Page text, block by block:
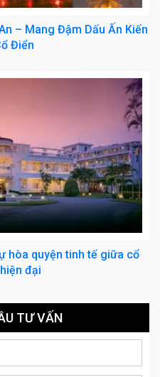
– Mang Đậm Dấu Ấn Kiến
Điển
hòa quyện tinh tế giữa cổ
đại
TƯ VẤN